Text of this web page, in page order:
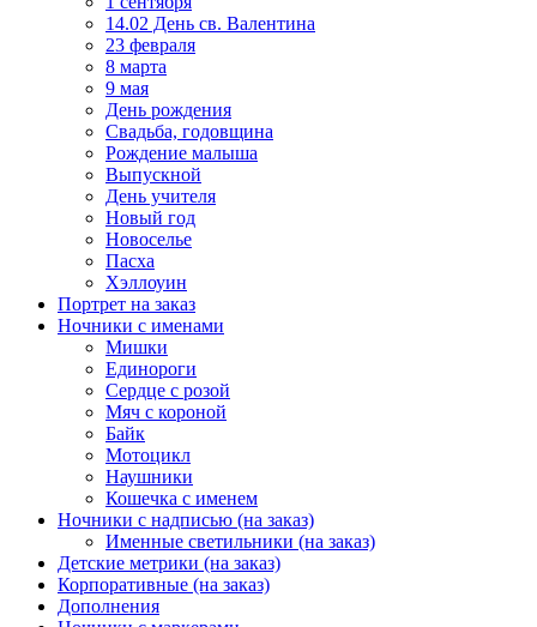
14.02 День св. Валентина
23 февраля
8 марта
9 мая
День рождения
Свадьба, годовщина
Рождение малыша
Выпускной
День учителя
Новый год
Новоселье
Пасха
Хэллоуин
Портрет на заказ
Ночники с именами
Мишки
Единороги
Сердце с розой
Мяч с короной
Байк
Мотоцикл
Наушники
Кошечка с именем
Ночники с надписью (на заказ)
Именные светильники (на заказ)
Детские метрики (на заказ)
Корпоративные (на заказ)
Дополнения